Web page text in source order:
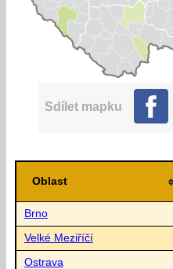
Sdílet mapku
Oblast
Brno
Velké Meziříčí
Ostrava